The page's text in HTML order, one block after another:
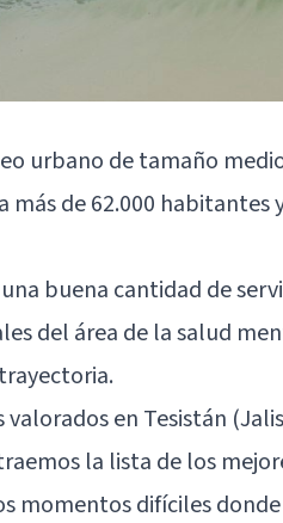
urbano de tamaño
más de 62.000
buena cantidad de
del área de la salud
valorados en Tesistán
la lista de los
momentos difíciles